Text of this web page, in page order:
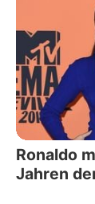
Ronaldo
Jahren